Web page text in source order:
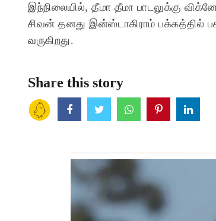
இந்நிலையில், தீமா தீமா பாடலுக்கு
சிவன் தனது இன்ஸ்டாகிராம் பக்கத்தில்
வருகிறது.
Share this story